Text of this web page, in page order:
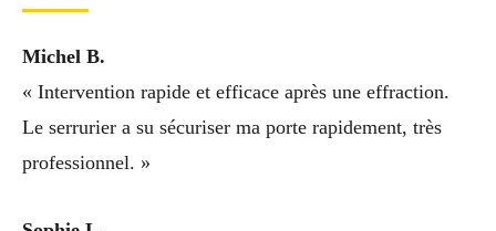
Michel B.
« Intervention rapide et efficace après une effraction.
Le serrurier a su sécuriser ma porte rapidement, très
professionnel. »